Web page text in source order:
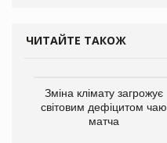
ЧИТАЙТЕ ТАКОЖ
Зміна клімату загрожує
світовим дефіцитом чаю
матча